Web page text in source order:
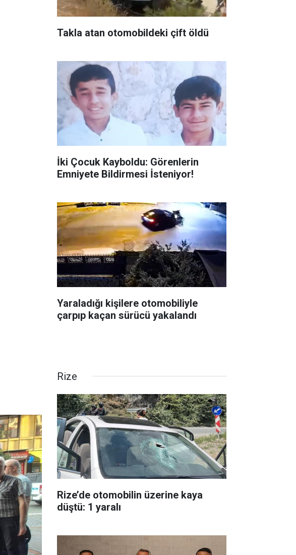
Takla atan otomobildeki çift öldü
İki Çocuk Kayboldu: Görenlerin
Emniyete Bildirmesi İsteniyor!
Yaraladığı kişilere otomobiliyle
çarpıp kaçan sürücü yakalandı
Rize
Rize’de otomobilin üzerine kaya
düştü: 1 yaralı